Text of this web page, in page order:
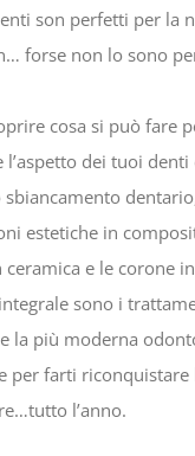
son perfetti per la
forse non lo sono
cosa si può fare
l’aspetto dei tuoi denti
sbiancamento
estetiche in
ceramica e le corone in
sono i
la più moderna
per farti riconquistare
l’anno.